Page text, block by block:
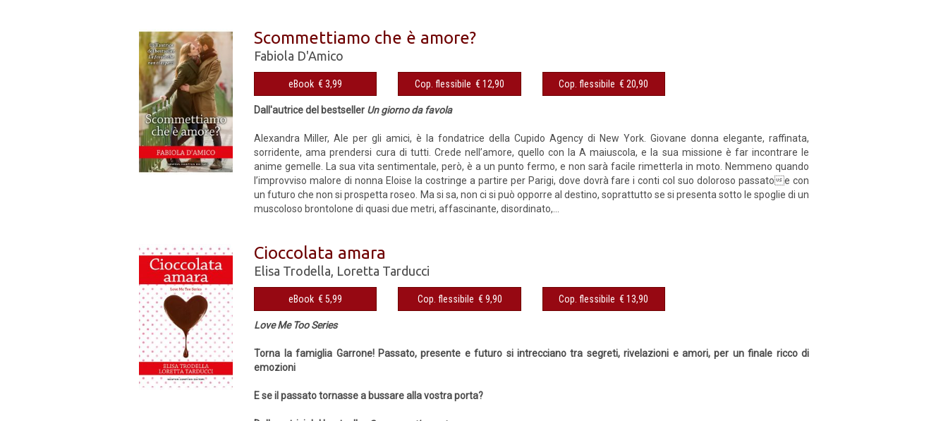
Scommettiamo che è amore?
Fabiola D'Amico
eBook € 3,99 Cop. flessibile € 12,90 Cop. flessibile € 20,90
Dall'autrice del bestseller Un giorno da favola
Alexandra Miller, Ale per gli amici, è la fondatrice della Cupido Agency di New York. Giovane donna elegante, raffinata,
sorridente, ama prendersi cura di tutti. Crede nell’amore, quello con la A maiuscola, e la sua missione è far incontrare le
anime gemelle. La sua vita sentimentale, però, è a un punto fermo, e non sarà facile rimetterla in moto. Nemmeno quando
l’improvviso malore di nonna Eloise la costringe a partire per Parigi, dove dovrà fare i conti col suo doloroso passatoe con
un futuro che non si prospetta roseo. Ma si sa, non ci si può opporre al destino, soprattutto se si presenta sotto le spoglie di un
muscoloso brontolone di quasi due metri, affascinante, disordinato,...
Cioccolata amara
Elisa Trodella, Loretta Tarducci
eBook € 5,99 Cop. flessibile € 9,90 Cop. flessibile € 13,90
Love Me Too Series
Torna la famiglia Garrone! Passato, presente e futuro si intrecciano tra segreti, rivelazioni e amori, per un finale ricco di
emozioni
E se il passato tornasse a bussare alla vostra porta?